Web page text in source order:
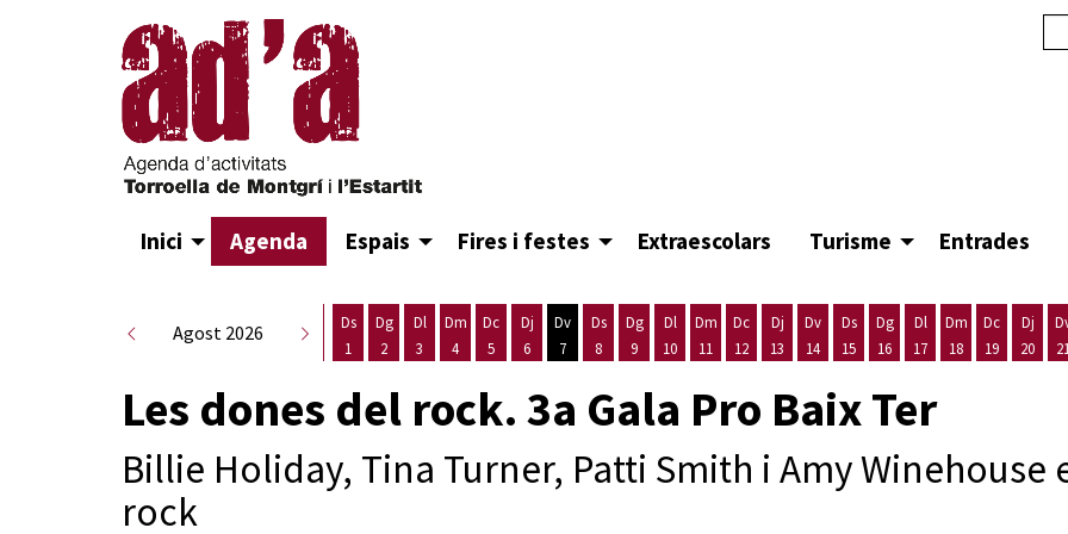
Inici Agenda Espais Fires i festes Extraescolars Turisme Entrades
Agost 2026
Ds
1
Dg
2
Dl
3
Dm
4
Dc
5
Dj
6
Dv
7
Ds
8
Dg
9
Dl
10
Dm
11
Dc
12
Dj
13
Dv
14
Ds
15
Dg
16
Dl
17
Dm
18
Dc
19
Dj
20
Les dones del rock. 3a Gala Pro Baix Ter
Billie Holiday, Tina Turner, Patti Smith i Amy
rock